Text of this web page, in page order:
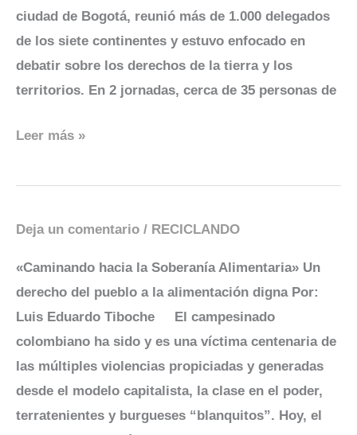
ciudad de Bogotá, reunió más de 1.000 delegados
de los siete continentes y estuvo enfocado en
debatir sobre los derechos de la tierra y los
territorios. En 2 jornadas, cerca de 35 personas de
Leer más »
Deja un comentario / RECICLANDO
«Caminando hacia la Soberanía Alimentaria» Un
derecho del pueblo a la alimentación digna Por:
Luis Eduardo Tiboche El campesinado
colombiano ha sido y es una víctima centenaria de
las múltiples violencias propiciadas y generadas
desde el modelo capitalista, la clase en el poder,
terratenientes y burgueses “blanquitos”. Hoy, el
Caminando